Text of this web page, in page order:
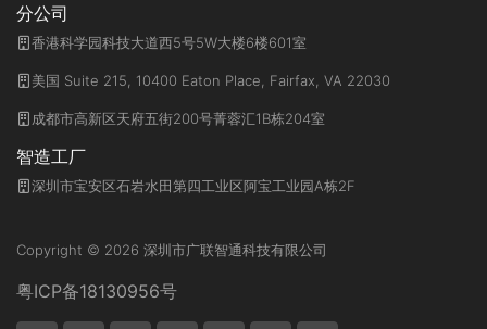
分公司
香港科学园科技大道西5号5W大楼6楼601室
美国 Suite 215, 10400 Eaton Place, Fairfax, VA 22030
成都市高新区天府五街200号菁蓉汇1B栋204室
智造工厂
深圳市宝安区石岩水田第四工业区阿宝工业园A栋2F
Copyright © 2026 深圳市广联智通科技有限公司
粤ICP备18130956号